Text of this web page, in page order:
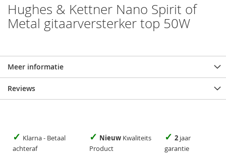
Hughes & Kettner Nano Spirit of
Metal gitaarversterker top 50W
Meer informatie
Reviews
✓ Klarna - Betaal
achteraf
✓ Nieuw Kwaliteits
Product
✓ 2 jaar
garantie